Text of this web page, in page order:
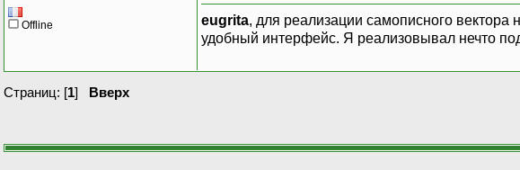
Offline eugrita, для реализации самописного
удобный интерфейс. Я реализовывал нечто
Страниц: [1] Вверх